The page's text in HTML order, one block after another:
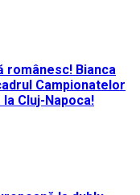
românesc! Bianca
Campionatelor
Cluj-Napoca!